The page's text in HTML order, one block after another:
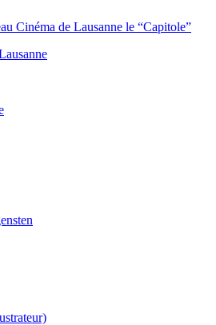
Cinéma de Lausanne le “Capitole”